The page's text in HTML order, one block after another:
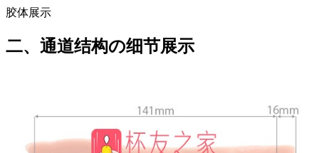
胶体展示
二、通道结构の细节展示